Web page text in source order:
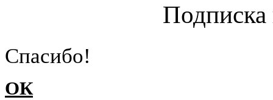
Подписка
Cпасибо!
ОК